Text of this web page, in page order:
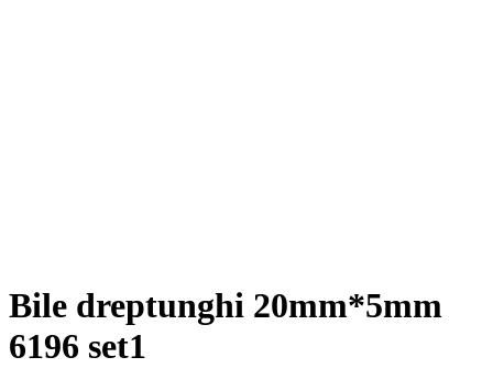
Bile dreptunghi 20mm*5mm
6196 set1